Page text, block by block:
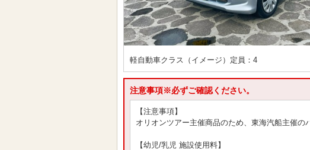
軽自動車クラス（イメージ）定員：4
注意事項※必ずご確認ください。
【注意事項】
オリオンツアー主催商品のため、東海汽船主催の
【幼児/乳児 施設使用料】